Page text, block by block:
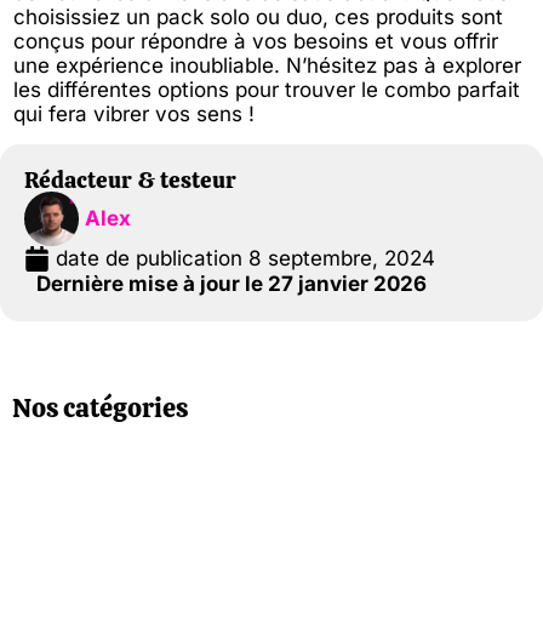
choisissiez un pack solo ou duo, ces produits sont
conçus pour répondre à vos besoins et vous offrir
une expérience inoubliable. N’hésitez pas à explorer
les différentes options pour trouver le combo parfait
qui fera vibrer vos sens !
Dernière mise à jour le 27 janvier 2026
Rédacteur & testeur
Alex
date de publication 8 septembre, 2024
Nos catégories